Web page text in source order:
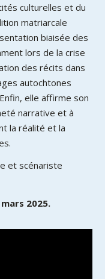
culturelles et du
matriarcale
biaisée des
lors de la crise
des récits dans
autochtones
elle affirme son
narrative et à
la réalité et la
et scénariste
2025.